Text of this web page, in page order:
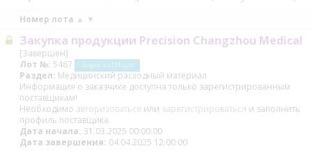
Номер лота ▲ ▼
Закупка продукции Precision Changzhou Medical
[Завершен]
Лот №: 5467 Запрос на ТМЦ (В)
Раздел: Медицинский расходный материал
Информация о заказчике доступна только зарегистрированным
поставщикам!
Необходимо авторизоваться или зарегистрироваться и заполнить
профиль поставщика.
Дата начала: 31.03.2025 00:00:00
Дата завершения: 04.04.2025 12:00:00